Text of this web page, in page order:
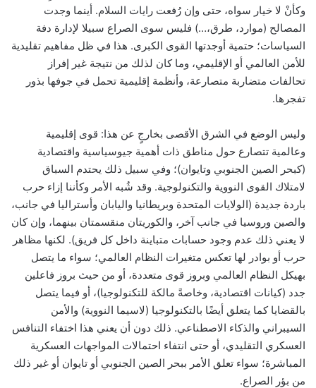
وكأنْ لا خيار سواه، حتى وإن رُفعت رايات السلام. أينما وجدت
المصالح (موارد، طرق،…) فليس سوى الصراع سبيلا لإدارة دفة
السياسات؛ حتمية أوجدتها القوى الكبرى. هذا في ظل مفاهيم تقليدية
للأمن العالمي أو الإقليمي، وما كان لذلك من نتيجة غير إفراز
تحالفات متضاربة متصارعة، وأنظمة إقليمية تحمل في جوفها بذور
تفجرها.
وليس الوضع في الشرق الأقصى بخارجٍ عن هذا: قوى إقليمية
وعالمية تتصارع حول مناطق ذات أهمية جيوسياسية واقتصادية
(كبحر الصين الجنوبي وتايوان)؛ وفي سبيل ذلك يحتدم السباق
لامتلاك القوى النووية والتكنولوجية. وقد شُبه الأمر وكأننا إزاء حرب
باردة جديدة (الولايات المتحدة وبريطانيا واليابان وأستراليا في جانب،
والصين وروسيا في جانب آخر، والكوريتان منقسمتان بينهما، وإن كان
لا يعني ذلك عدم وجود حسابات متباينة داخل كل فريق). لكنها مظاهر
حرب أو بوادر لها تعكس متغيرات النظام العالمي؛ سواء ما يتصل
بهيكل النظام العالمي وبروز قوى متعددة، أو من حيث بروز فاعلين
جدد (كيانات اقتصادية، وخاصةً مالكة للتكنولوجيا)، أو فيما يتصل
بالقضايا كما يتعلق أيضًا بالتكنولوجيا (لاسيما النووية) والأمن
السيبراني والذكاء الاصطناعي. ذلك دون أن يعني هذا اختفاء التنافس
العسكري التقليدي، أو حتى انتفاء احتمالات المواجهات العسكرية
المباشرة؛ سواء تعلق الأمر ببحر الصين الجنوبي أو تايوان أو غير ذلك
من بؤر الصراع.